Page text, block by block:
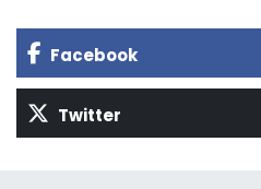
Facebook
Twitter